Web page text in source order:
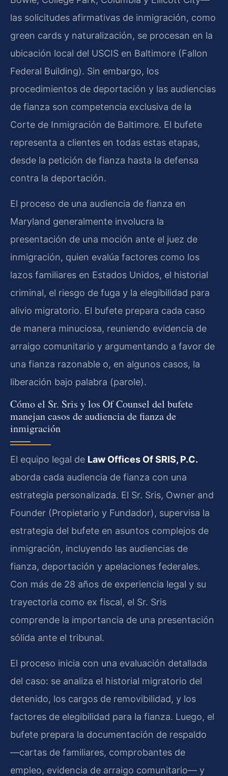
las solicitudes afirmativas de inmigración, como
green cards y naturalización, se procesan en la
ubicación local del USCIS en Baltimore (Fallon
Federal Building). Sin embargo, los
procedimientos de deportación y las audiencias
de fianza son competencia exclusiva de la
Corte de Inmigración de Baltimore. El bufete
representa a clientes en todas estas etapas,
desde la petición de fianza hasta la defensa
contra la deportación.
El proceso de una audiencia de fianza en
Maryland generalmente involucra la
presentación de una moción ante el juez de
inmigración, quien evalúa factores como los
lazos familiares en Estados Unidos, el historial
criminal, el riesgo de fuga y la elegibilidad para
alivio migratorio. El bufete prepara cada caso
de manera minuciosa, reuniendo evidencia de
arraigo comunitario y argumentando a favor de
una fianza razonable o, en algunos casos, la
liberación bajo palabra (parole).
Cómo el Sr. Sris y los Of Counsel del bufete
manejan casos de audiencia de fianza de
inmigración
El equipo legal de Law Offices Of SRIS, P.C.
aborda cada audiencia de fianza con una
estrategia personalizada. El Sr. Sris, Owner and
Founder (Propietario y Fundador), supervisa la
estrategia del bufete en asuntos complejos de
inmigración, incluyendo las audiencias de
fianza, deportación y apelaciones federales.
Con más de 28 años de experiencia legal y su
trayectoria como ex fiscal, el Sr. Sris
comprende la importancia de una presentación
sólida ante el tribunal.
El proceso inicia con una evaluación detallada
del caso: se analiza el historial migratorio del
detenido, los cargos de removibilidad, y los
factores de elegibilidad para la fianza. Luego, el
bufete prepara la documentación de respaldo
—cartas de familiares, comprobantes de
empleo, evidencia de arraigo comunitario— y